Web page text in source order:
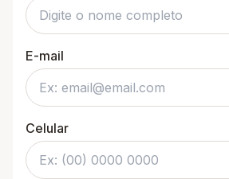
E-mail
Celular